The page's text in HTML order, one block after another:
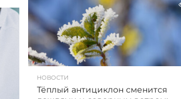
НОВОСТИ
Тёплый антициклон сменится